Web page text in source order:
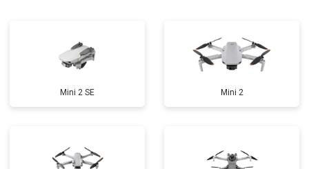
Mini 2 SE Mini 2